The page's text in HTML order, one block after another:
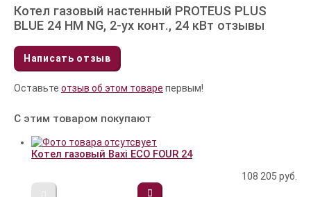
Котел газовый настенный PROTEUS PLUS
BLUE 24 HM NG, 2-ух конт., 24 кВт отзывы
Написать отзыв
Оставьте отзыв об этом товаре первым!
С этим товаром покупают
Котел газовый Baxi ECO FOUR 24
108 205 руб.